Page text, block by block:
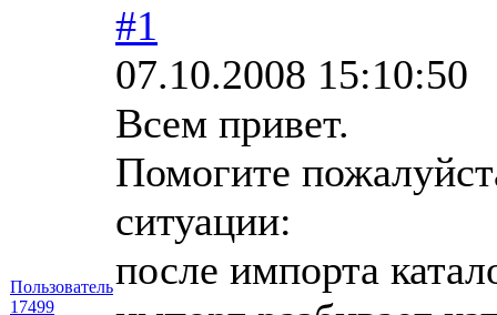
Пользователь
17499
#1
07.10.2008 15:10:50
Всем привет.
Помогите
ситуации:
после импорта